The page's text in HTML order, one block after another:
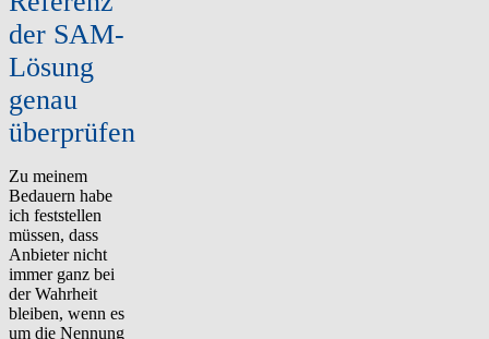
der SAM-
Lösung
genau
überprüfen
Zu meinem
Bedauern habe
ich feststellen
müssen, dass
Anbieter nicht
immer ganz bei
der Wahrheit
bleiben, wenn es
um die Nennung